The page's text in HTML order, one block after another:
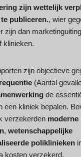
zijn wettelijk
publiceren., wier
zijn dan
klinieken.
zijn objectieve
(Aantal
de
een kliniek bepalen.
verzekerden moderne
, wetenschappelijke
poliklinieken
kosten verzekerd.